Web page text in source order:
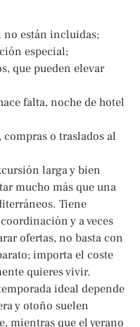
no están incluidas;
especial;
que pueden elevar
falta, noche de hotel
o traslados al
larga y bien
mucho más que una
Tiene
y a veces
ofertas, no basta con
importa el coste
quieres vivir.
ideal depende
y otoño suelen
mientras que el verano